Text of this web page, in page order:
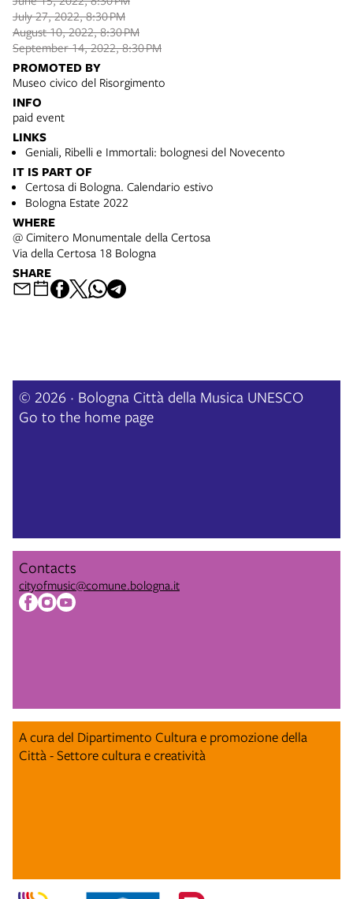
July 27, 2022, 8:30 PM
August 10, 2022, 8:30 PM
September 14, 2022, 8:30 PM
PROMOTED BY
Museo civico del Risorgimento
INFO
paid event
LINKS
Geniali, Ribelli e Immortali: bolognesi del Novecento
IT IS PART OF
Certosa di Bologna. Calendario estivo
Bologna Estate 2022
WHERE
@ Cimitero Monumentale della Certosa
Via della Certosa 18 Bologna
SHARE
© 2026 · Bologna Città della Musica UNESCO
Go to the home page
Contacts
cityofmusic@comune.bologna.it
A cura del Dipartimento Cultura e promozione della
Città - Settore cultura e creatività